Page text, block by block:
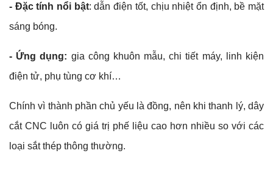
- Đặc tính nổi bật: dẫn điện tốt, chịu nhiệt ổn định, bề mặt
sáng bóng.
- Ứng dụng: gia công khuôn mẫu, chi tiết máy, linh kiện
điện tử, phụ tùng cơ khí…
Chính vì thành phần chủ yếu là đồng, nên khi thanh lý, dây
cắt CNC luôn có giá trị phế liệu cao hơn nhiều so với các
loại sắt thép thông thường.